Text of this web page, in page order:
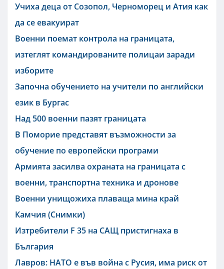
Учиха деца от Созопол, Черноморец и Атия как
да се евакуират
Военни поемат контрола на границата,
изтеглят командированите полицаи заради
изборите
Започна обучението на учители по английски
език в Бургас
Над 500 военни пазят границата
В Поморие представят възможности за
обучение по европейски програми
Армията засилва охраната на границата с
военни, транспортна техника и дронове
Военни унищожиха плаваща мина край
Камчия (Снимки)
Изтребители F 35 на САЩ пристигнаха в
България
Лавров: НАТО е във война с Русия, има риск от